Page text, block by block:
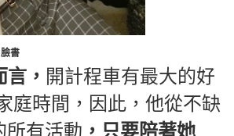
書
， 開計程車有最大的好
庭時間，因此，他從不缺
所有活動 ，只要陪著她